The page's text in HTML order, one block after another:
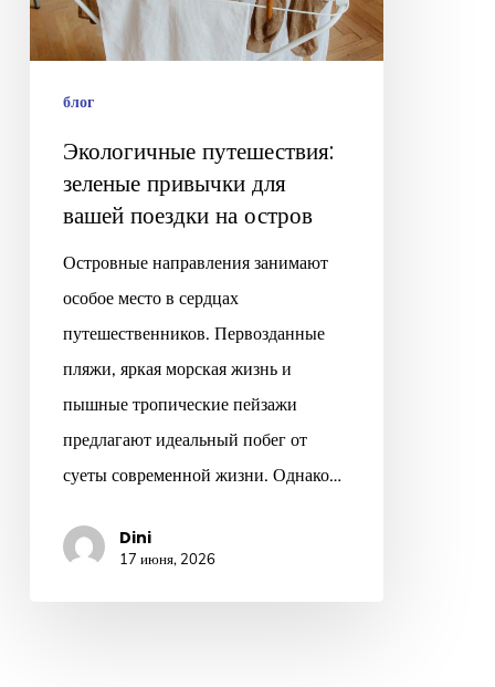
поездки
блог
Экологичные путешествия:
зеленые привычки для
вашей поездки на остров
Островные направления занимают
особое место в сердцах
путешественников. Первозданные
пляжи, яркая морская жизнь и
пышные тропические пейзажи
предлагают идеальный побег от
суеты современной жизни. Однако…
Dini
17 июня, 2026